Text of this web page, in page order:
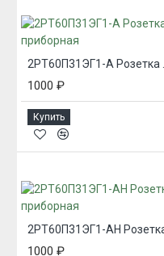
1000 ₽
Купить
1000 ₽